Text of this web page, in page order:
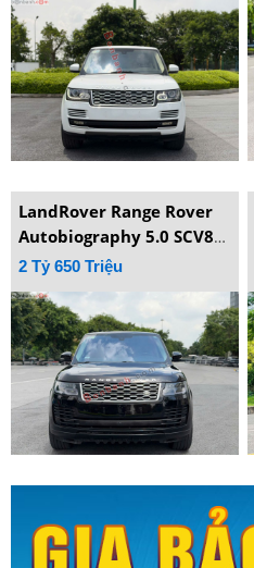
LandRover Range Rover
Autobiography 5.0 SCV8
2015
2 Tỷ 650 Triệu